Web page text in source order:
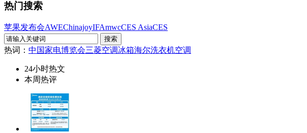
热门搜索
苹果发布会AWEChinajoyIFAmwcCES AsiaCES
热词： 中国家电博览会三菱空调冰箱海尔洗衣机空调
24小时热文
本周热评